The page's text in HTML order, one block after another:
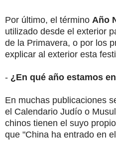
Por último, el término Año
utilizado desde el exterior
de la Primavera, o por los
explicar al exterior esta
- ¿En qué año estamos
En muchas publicaciones
el Calendario Judío o
chinos tienen el suyo
que "China ha entrado en